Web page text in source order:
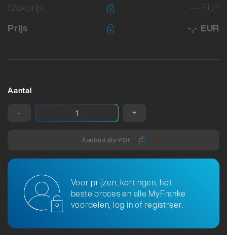
Stukprijs:
-,- EUR
Prijs
-,- EUR
Aantal
- +
Aanbod als PDF
Voor prijzen, kortingen, het
bestelproces en alle MyFranke
voordelen, log in of registreer.